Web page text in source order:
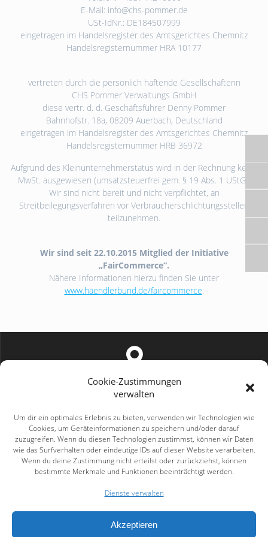
Cookie-Zustimmungen
verwalten
Um dir ein optimales Erlebnis zu bieten, verwenden wir Technologien wie
Cookies, um Geräteinformationen zu speichern und/oder darauf
zuzugreifen. Wenn du diesen Technologien zustimmst, können wir Daten
wie das Surfverhalten oder eindeutige IDs auf dieser Website verarbeiten.
Wenn du deine Zustimmung nicht erteilst oder zurückziehst, können
bestimmte Merkmale und Funktionen beeinträchtigt werden.
Dienste verwalten
Akzeptieren
E-Mail: info@chs-pommer.de
USt-IdNr.: DE184507999
eingetragen im Handelsregister des Amtsgerichtes Chemnitz
Handelsregisternummer HRA 10177
vertreten durch die persönlich haftende Gesellschafterin
CHS Pommer Verwaltungs GmbH
diese vertr. d. d. Geschäftsführer Denny Pommer
Bahnhofstr. 18a, 08209 Auerbach, Deutschland
eingetragen im Handelsregister des Amtsgerichtes Chemnitz
Handelsregisternummer HRB 36972
Aufgrund des Kleinunternehmerstatus wird in der Rechnung keine
MwSt. ausgewiesen (umsatzsteuerfrei gem. § 19 Abs. 1 UStG).
Wir sind nicht bereit und nicht verpflichtet, an
Streitbeilegungsverfahren vor Verbraucherschlichtungsstellen
teilzunehmen.
Wir sind seit 22.10.2015 Mitglied der Initiative
„FairCommerce“.
Nähere Informationen hierzu finden Sie unter
www.haendlerbund.de/faircommerce.
Bahnhofstraße 18a | 08209 Auerbach
info@chs-pommer.de